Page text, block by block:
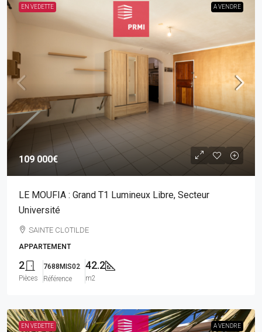
EN VEDETTE A VENDRE
109 000€
LE MOUFIA : Grand T1 Lumineux Libre, Secteur
Université
SAINTE CLOTILDE
APPARTEMENT
2
Pièces
7688MIS02
Référence
42.2
m2
EN VEDETTE A VENDRE